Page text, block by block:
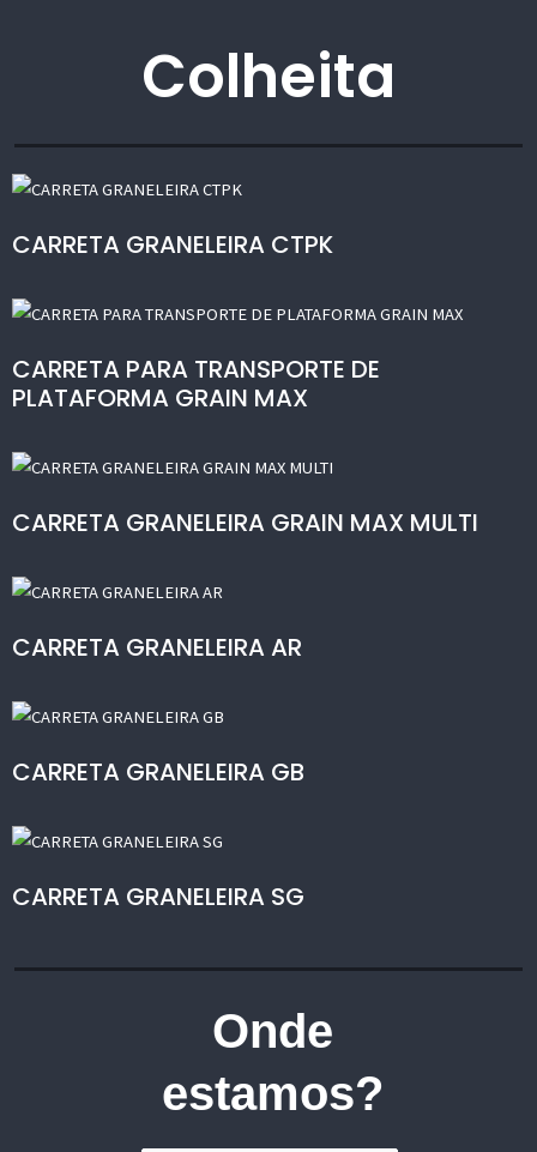
Colheita
CARRETA GRANELEIRA CTPK
CARRETA PARA TRANSPORTE DE
PLATAFORMA GRAIN MAX
CARRETA GRANELEIRA GRAIN MAX MULTI
CARRETA GRANELEIRA AR
CARRETA GRANELEIRA GB
CARRETA GRANELEIRA SG
Onde
estamos?